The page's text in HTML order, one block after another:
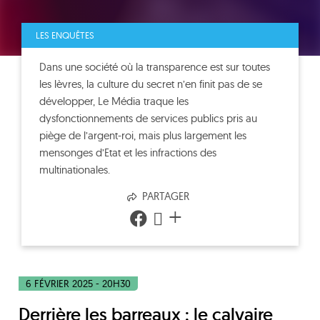
LES ENQUÊTES
Dans une société où la transparence est sur toutes
les lèvres, la culture du secret n’en finit pas de se
développer, Le Média traque les
dysfonctionnements de services publics pris au
piège de l’argent-roi, mais plus largement les
mensonges d’Etat et les infractions des
multinationales.
PARTAGER
+
6 FÉVRIER 2025 - 20H30
Derrière les barreaux : le calvaire